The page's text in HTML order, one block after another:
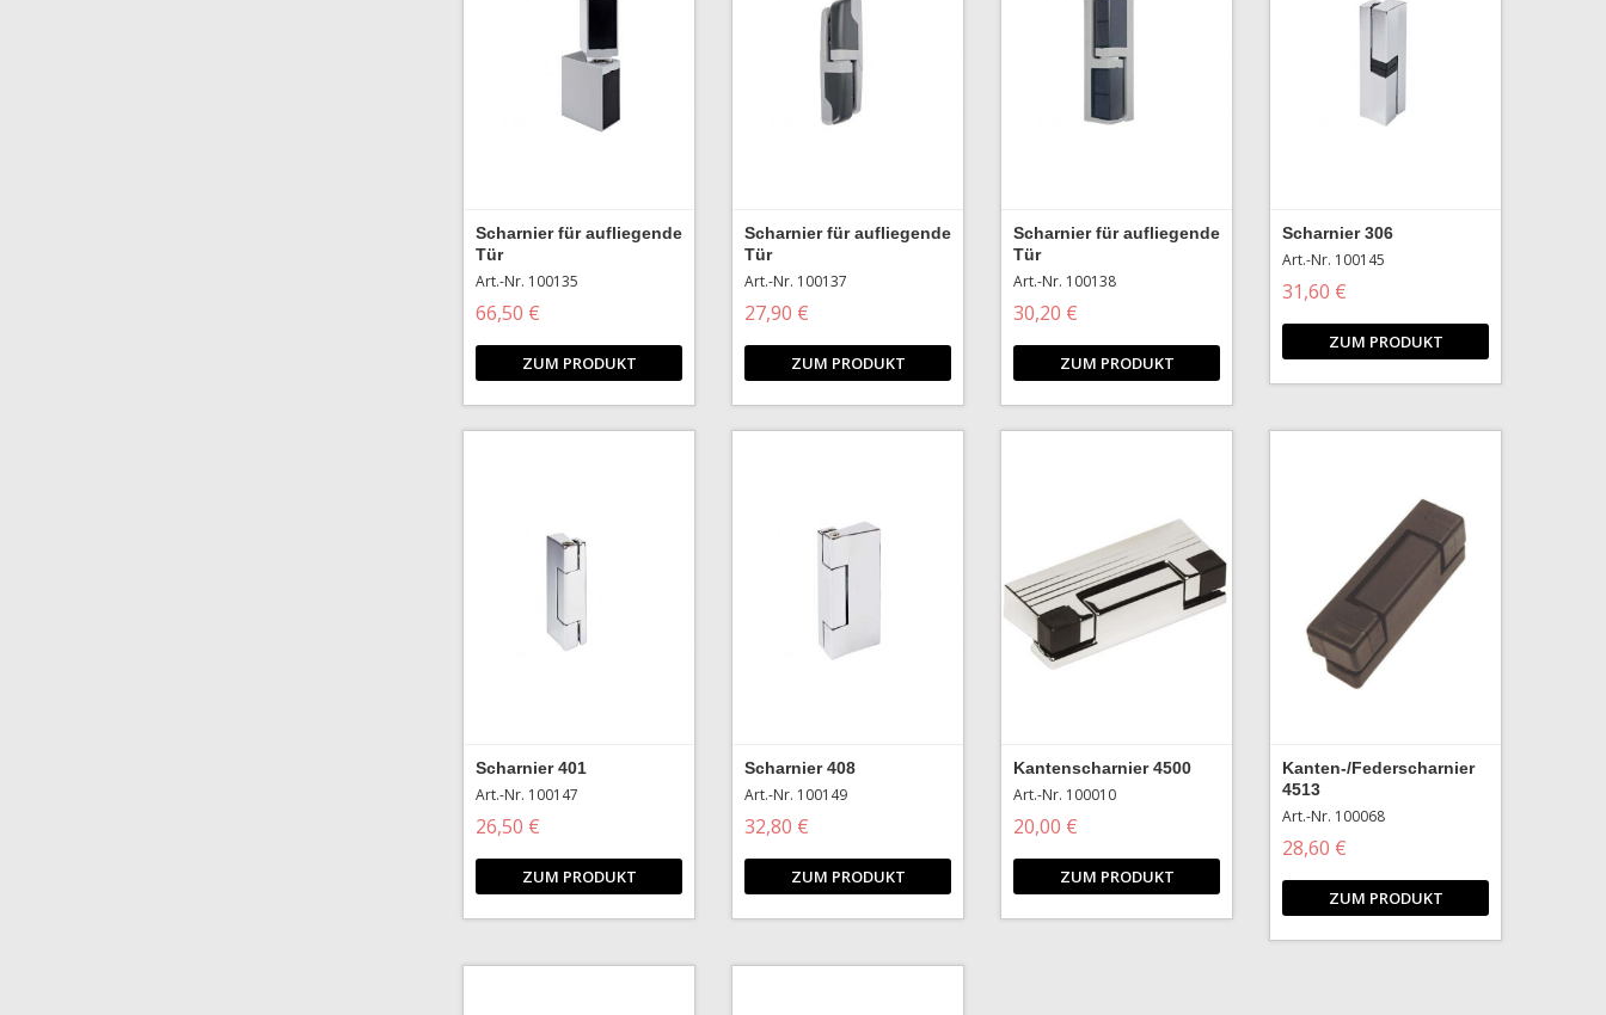
Scharnier für aufliegende
Tür
Art.-Nr. 100135
66,50 €
ZUM PRODUKT
Scharnier für aufliegende
Tür
Art.-Nr. 100137
27,90 €
ZUM PRODUKT
Scharnier für aufliegende
Tür
Art.-Nr. 100138
30,20 €
ZUM PRODUKT
Scharnier 306
Art.-Nr. 100145
31,60 €
ZUM PRODUKT
Scharnier 401
Art.-Nr. 100147
26,50 €
ZUM PRODUKT
Scharnier 408
Art.-Nr. 100149
32,80 €
ZUM PRODUKT
Kantenscharnier 4500
Art.-Nr. 100010
20,00 €
ZUM PRODUKT
Kanten-/Federscharnier
4513
Art.-Nr. 100068
28,60 €
ZUM PRODUKT